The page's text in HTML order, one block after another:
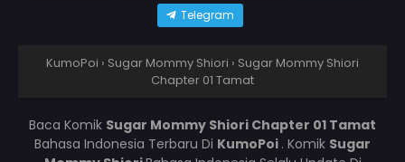
Telegram
KumoPoi › Sugar Mommy Shiori › Sugar Mommy Shiori
Chapter 01 Tamat
Baca Komik Sugar Mommy Shiori Chapter 01 Tamat
Bahasa Indonesia Terbaru Di KumoPoi . Komik Sugar